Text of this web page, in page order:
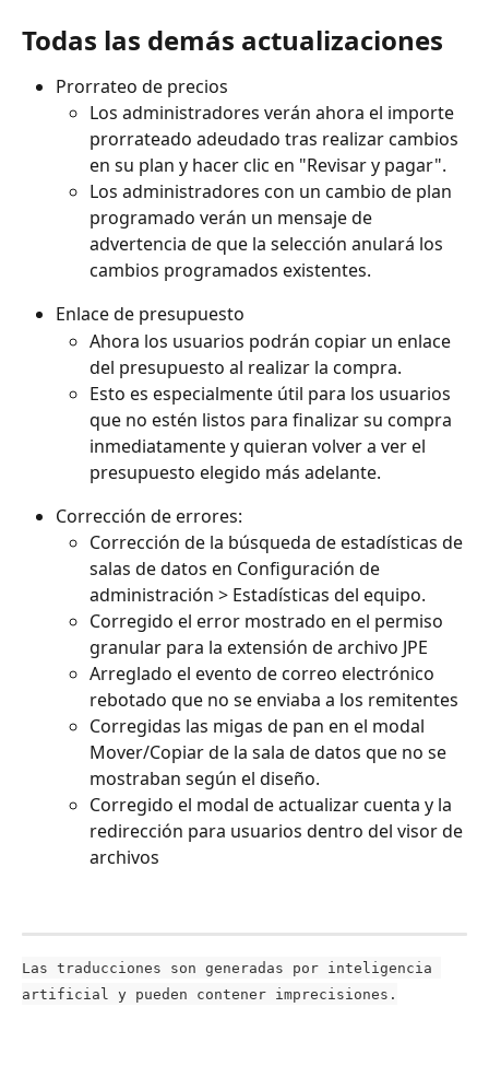
Todas las demás actualizaciones
Prorrateo de precios
Los administradores verán ahora el importe
prorrateado adeudado tras realizar cambios
en su plan y hacer clic en "Revisar y pagar".
Los administradores con un cambio de plan
programado verán un mensaje de
advertencia de que la selección anulará los
cambios programados existentes.
Enlace de presupuesto
Ahora los usuarios podrán copiar un enlace
del presupuesto al realizar la compra.
Esto es especialmente útil para los usuarios
que no estén listos para finalizar su compra
inmediatamente y quieran volver a ver el
presupuesto elegido más adelante.
Corrección de errores:
Corrección de la búsqueda de estadísticas de
salas de datos en Configuración de
administración > Estadísticas del equipo.
Corregido el error mostrado en el permiso
granular para la extensión de archivo JPE
Arreglado el evento de correo electrónico
rebotado que no se enviaba a los remitentes
Corregidas las migas de pan en el modal
Mover/Copiar de la sala de datos que no se
mostraban según el diseño.
Corregido el modal de actualizar cuenta y la
redirección para usuarios dentro del visor de
archivos
Las traducciones son generadas por inteligencia
artificial y pueden contener imprecisiones.